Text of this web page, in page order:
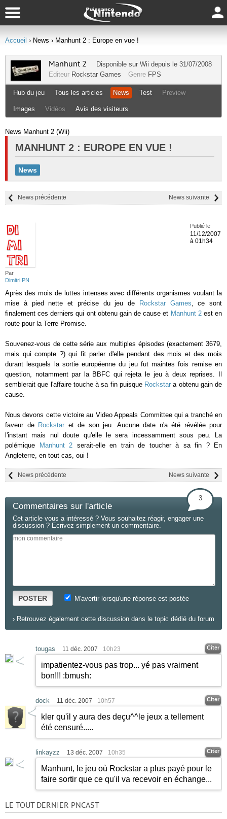
Accueil › News › Manhunt 2 : Europe en vue !
Manhunt 2 Disponible sur Wii depuis le 31/07/2008
Editeur Rockstar Games Genre FPS
Hub du jeu Tous les articles News Test Preview
Images Vidéos Avis des visiteurs
News Manhunt 2 (Wii)
MANHUNT 2 : EUROPE EN VUE !
News
News suivante
News précédente
Par
Dimitri PN
Publié le
11/12/2007
à 01h34
Après des mois de luttes intenses avec différents organismes voulant la
mise à pied nette et précise du jeu de
Rockstar Games, ce sont
finalement ces derniers qui ont obtenu gain de cause et Manhunt 2est en
route pour la Terre Promise.
Souvenez-vous de cette série aux multiples épisodes (exactement 3679,
mais qui compte ?) qui fit parler d'elle pendant des mois et des mois
durant lesquels la sortie européenne du jeu fut maintes fois remise en
question, notamment par la BBFC qui rejeta le jeu à deux reprises. Il
semblerait que l'affaire touche à sa fin puisque Rockstar a obtenu gain de
cause.
Nous devons cette victoire au Video Appeals Committee qui a tranché en
faveur de Rockstar et de son jeu. Aucune date n'a été révélée pour
l'instant mais nul doute qu'elle le sera incessamment sous peu. La
polémique
Manhunt 2 serait-elle en train de toucher à sa fin ? En
Angleterre, en tout cas, oui !
News suivante
News précédente
Commentaires sur l'article
3
Cet article vous a intéressé ? Vous souhaitez réagir, engager une
discussion ? Ecrivez simplement un commentaire.
POSTER M'avertir lorsqu'une réponse est postée
› Retrouvez également cette discussion dans le topic dédié du forum
tougas 11 déc. 2007 10h23 Citer
impatientez-vous pas trop... yé pas vraiment
bon!!! :bmush:
dock 11 déc. 2007 10h57 Citer
kler qu'il y aura des deçu^^le jeux a tellement
été censuré.....
linkayzz 13 déc. 2007 10h35 Citer
Manhunt, le jeu où Rockstar a plus payé pour le
faire sortir que ce qu'il va recevoir en échange...
LE TOUT DERNIER PNCAST